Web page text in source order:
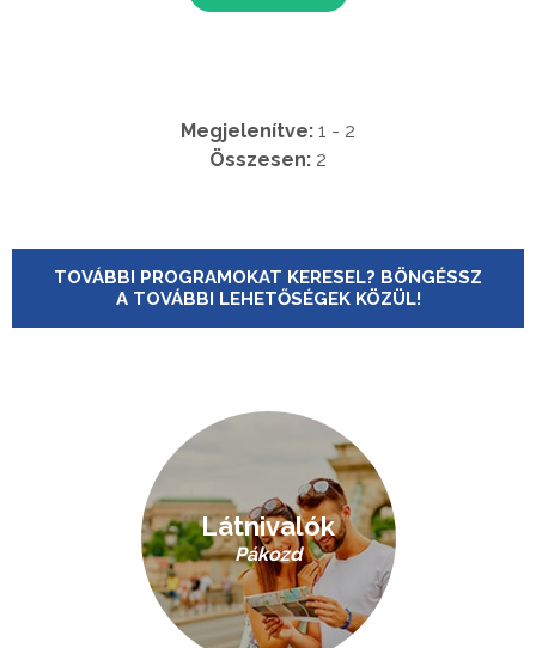
Megjelenítve: 1 - 2
Összesen: 2
TOVÁBBI PROGRAMOKAT KERESEL? BÖNGÉSSZ
A TOVÁBBI LEHETŐSÉGEK KÖZÜL!
Látnivalók
Pákozd